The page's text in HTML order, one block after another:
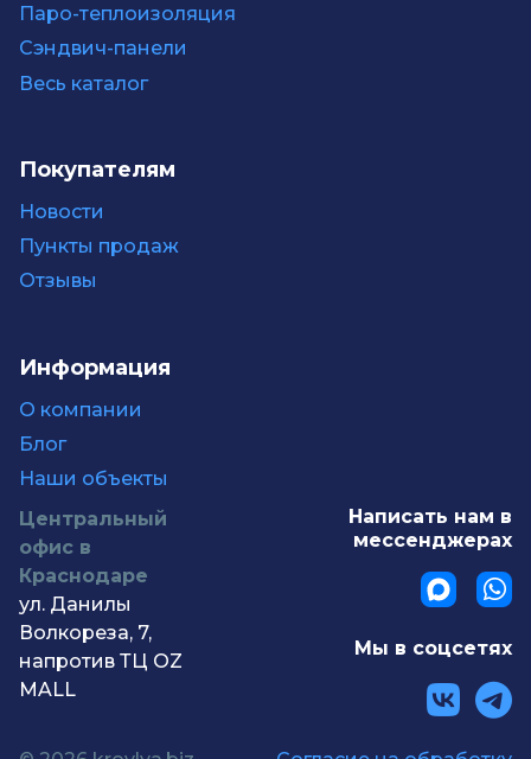
Паро-теплоизоляция
Сэндвич-панели
Весь каталог
Покупателям
Новости
Пункты продаж
Отзывы
Информация
О компании
Блог
Наши объекты
Центральный
офис в
Краснодаре
ул. Данилы
Волкореза, 7,
напротив ТЦ OZ
MALL
Написать нам в
мессенджерах
Мы в соцсетях